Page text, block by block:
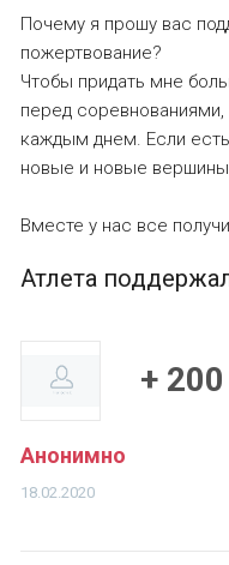
Почему я прошу вас
пожертвование?
Чтобы придать мне
перед
каждым днем. Если
новые и новые
Вместе у нас все
Атлета
Анонимно
18.02.2020
+